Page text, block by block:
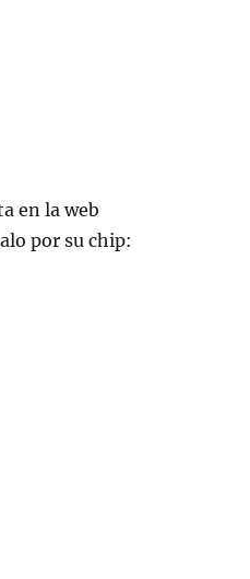
en la web
por su chip: